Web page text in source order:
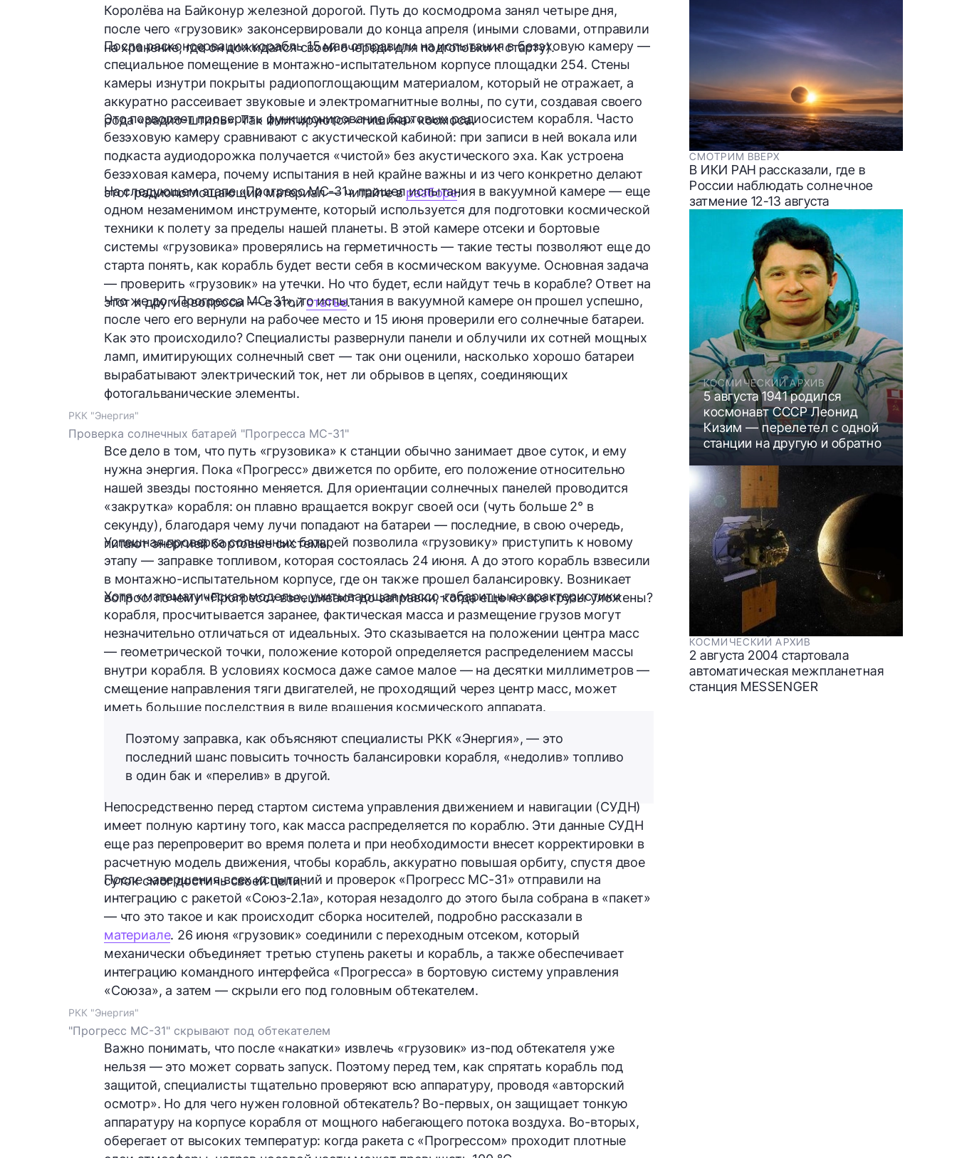
Королёва на Байконур железной дорогой. Путь до космодрома занял четыре дня,
после чего «грузовик» законсервировали до конца апреля (иными словами, отправили
на хранение, где он дожидался своей очереди для подготовки к старту).
После расконсервации корабль 15 мая отправили на испытания вбезэховую камеру —
специальное помещение в монтажно-испытательном корпусе площадки 254. Стены
камеры изнутри покрыты радиопоглощающим материалом, который не отражает, а
аккуратно рассеивает звуковые и электромагнитные волны, по сути, создавая своего
рода «радио-штиль». Так имитируются «тишина» космоса.
Это позволяет проверить функционирование бортовых радиосистем корабля. Часто
безэховую камеру сравнивают с акустической кабиной: при записи в ней вокала или
подкаста аудиодорожка получается «чистой» без акустического эха. Как устроена
безэховая камера, почему испытания в ней крайне важны и из чего конкретно делают
этот радиопоглощающий материал — читайте вразборе.
На следующем этапе «Прогресс МС-31» прошел испытания в вакуумной камере — еще
одном незаменимом инструменте, который используется для подготовки космической
техники к полету за пределы нашей планеты. В этой камере отсеки и бортовые
системы «грузовика» проверялись на герметичность — такие тесты позволяют еще до
старта понять, как корабль будет вести себя в космическом вакууме. Основная задача
— проверить «грузовик» на утечки. Но что будет, если найдут течь в корабле? Ответ на
этот и другие вопросы — в этойстатье.
Что же до «Прогресса МС-31», то испытания в вакуумной камере он прошел успешно,
после чего его вернули на рабочее место и 15 июня проверили его солнечные батареи.
Как это происходило? Специалисты развернули панели и облучили их сотней мощных
ламп, имитирующих солнечный свет — так они оценили, насколько хорошо батареи
вырабатывают электрический ток, нет ли обрывов в цепях, соединяющих
фотогальванические элементы.
РКК "Энергия"
Проверка солнечных батарей "Прогресса МС-31"
Все дело в том, что путь «грузовика» к станции обычно занимает двое суток, и ему
нужна энергия. Пока «Прогресс» движется по орбите, его положение относительно
нашей звезды постоянно меняется. Для ориентации солнечных панелей проводится
«закрутка» корабля: он плавно вращается вокруг своей оси (чуть больше 2° в
секунду), благодаря чему лучи попадают на батареи — последние, в свою очередь,
питают энергией бортовые системы.
Успешная проверка солнечных батарей позволила «грузовику» приступить к новому
этапу — заправке топливом, которая состоялась 24 июня. А до этого корабль взвесили
в монтажно-испытательном корпусе, где он также прошел балансировку. Возникает
вопрос: почему «Прогресс» взвешивают до заправки, когда еще не все грузы уложены?
Хотя «математическая модель», учитывающая массо-габаритные характеристики
корабля, просчитывается заранее, фактическая масса и размещение грузов могут
незначительно отличаться от идеальных. Это сказывается на положении центра масс
— геометрической точки, положение которой определяется распределением массы
внутри корабля. В условиях космоса даже самое малое — на десятки миллиметров—
смещение направления тяги двигателей, не проходящий через центр масс, может
иметь большие последствия в виде вращения космического аппарата.
Поэтому заправка, как объясняют специалисты РКК «Энергия», — это
последний шанс повысить точность балансировки корабля, «недолив» топливо
в один бак и «перелив» в другой.
Непосредственно перед стартом система управления движением и навигации (СУДН)
имеет полную картину того, как масса распределяется по кораблю. Эти данные СУДН
еще раз перепроверит во время полета и при необходимости внесет корректировки в
расчетную модель движения, чтобы корабль, аккуратно повышая орбиту, спустя двое
суток смог достичь своей цели.
После завершения всех испытаний и проверок «Прогресс МС-31» отправили на
интеграцию с ракетой «Союз-2.1а», которая незадолго до этого была собрана в «пакет»
— что это такое и как происходит сборка носителей, подробно рассказали в
материале. 26 июня «грузовик» соединили с переходным отсеком, который
механически объединяет третью ступень ракеты и корабль, а также обеспечивает
интеграцию командного интерфейса «Прогресса» в бортовую систему управления
«Союза», а затем — скрыли его под головным обтекателем.
РКК "Энергия"
"Прогресс МС-31" скрывают под обтекателем
Важно понимать, что после «накатки» извлечь «грузовик» из-под обтекателя уже
нельзя — это может сорвать запуск. Поэтому перед тем, как спрятать корабль под
защитой, специалисты тщательно проверяют всю аппаратуру, проводя «авторский
осмотр». Но для чего нужен головной обтекатель? Во-первых, он защищает тонкую
аппаратуру на корпусе корабля от мощного набегающего потока воздуха. Во-вторых,
оберегает от высоких температур: когда ракета с «Прогрессом» проходит плотные
СМОТРИМ ВВЕРХ
В ИКИ РАН рассказали, где в
России наблюдать солнечное
затмение 12-13 августа
КОСМИЧЕСКИЙ АРХИВ
5 августа 1941 родился
космонавт СССР Леонид
Кизим — перелетел с одной
станции на другую и обратно
КОСМИЧЕСКИЙ АРХИВ
2 августа 2004 стартовала
автоматическая межпланетная
станция MESSENGER